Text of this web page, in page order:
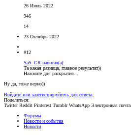
26 Июль 2022
946
14
23 Октябрь 2022
#12
SaS_CR написал(а):
Та какая разница, главное результат))
Нажмите для раскрытия...
Ну да, тоже верно))
Войдите или зарегистрируйтесь для ответа.
Поделиться:
Twitter Reddit Pinterest Tumblr WhatsApp Электронная почта
Форумы
Новости и события
Новости